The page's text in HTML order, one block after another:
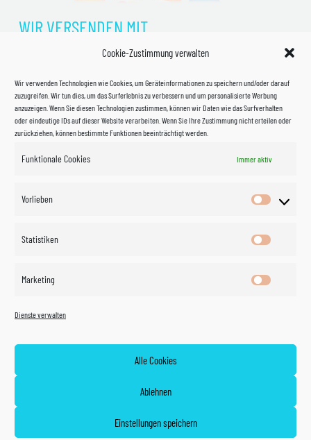
Cookie-Zustimmung verwalten
Wir verwenden Technologien wie Cookies, um Geräteinformationen zu speichern und/oder darauf
zuzugreifen. Wir tun dies, um das Surferlebnis zu verbessern und um personalisierte Werbung
anzuzeigen. Wenn Sie diesen Technologien zustimmen, können wir Daten wie das Surfverhalten
oder eindeutige IDs auf dieser Website verarbeiten. Wenn Sie Ihre Zustimmung nicht erteilen oder
zurückziehen, können bestimmte Funktionen beeinträchtigt werden.
Funktionale Cookies Immer aktiv
Vorlieben
Vorlieben
Statistiken
Marketing
Dienste verwalten
Alle Cookies
Ablehnen
Einstellungen speichern
WIR VERSENDEN MIT
©